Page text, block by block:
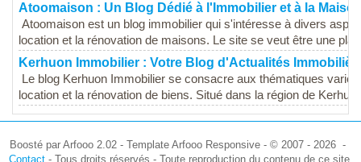
Atoomaison : Un Blog Dédié à l'Immobilier et à la
Atoomaison est un blog immobilier qui s'intéresse à divers
location et la rénovation de maisons. Le site se veut être une
Kerhuon Immobilier : Votre Blog d'Actualités
Le blog Kerhuon Immobilier se consacre aux thématiques
location et la rénovation de biens. Situé dans la région de
Boosté par Arfooo 2.02 - Template Arfooo Responsive - © 2007 - 2026 -
Contact- Tous droits réservés - Toute reproduction du contenu de ce site,